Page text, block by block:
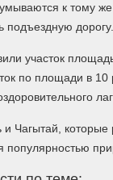
к тому
подъездную дорогу.
участок
по площади в 10
Чагытай,
популярностью